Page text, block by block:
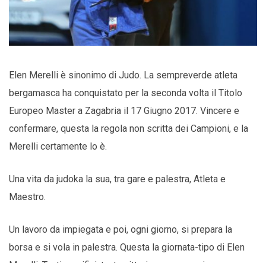
Elen Merelli è sinonimo di Judo. La sempreverde atleta
bergamasca ha conquistato per la seconda volta il Titolo
Europeo Master a Zagabria il 17 Giugno 2017. Vincere e
confermare, questa la regola non scritta dei Campioni, e la
Merelli certamente lo è.
Una vita da judoka la sua, tra gare e palestra, Atleta e
Maestro.
Un lavoro da impiegata e poi, ogni giorno, si prepara la
borsa e si vola in palestra. Questa la giornata-tipo di Elen